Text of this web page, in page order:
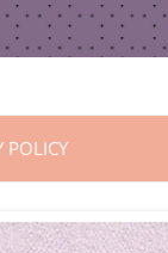
POLICY